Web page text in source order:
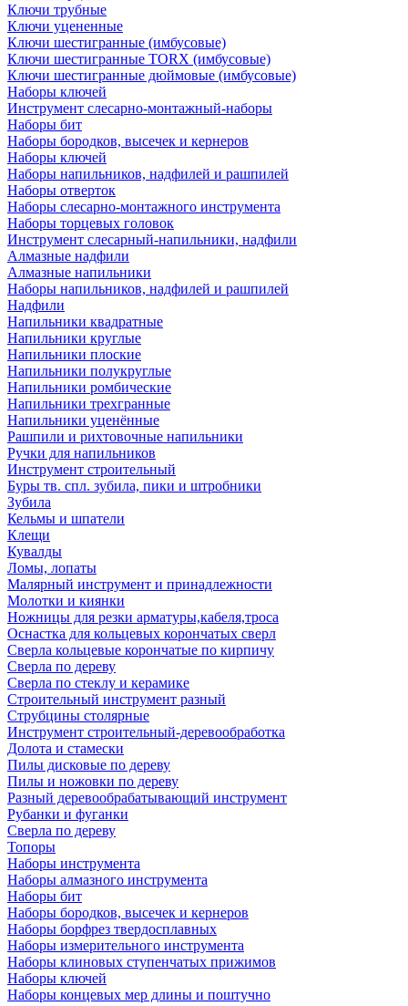
Ключи трубные
Ключи уцененные
Ключи шестигранные (имбусовые)
Ключи шестигранные TORX (имбусовые)
Ключи шестигранные дюймовые (имбусовые)
Наборы ключей
Инструмент слесарно-монтажный-наборы
Наборы бит
Наборы бородков, высечек и кернеров
Наборы ключей
Наборы напильников, надфилей и рашпилей
Наборы отверток
Наборы слесарно-монтажного инструмента
Наборы торцевых головок
Инструмент слесарный-напильники, надфили
Алмазные надфили
Алмазные напильники
Наборы напильников, надфилей и рашпилей
Надфили
Напильники квадратные
Напильники круглые
Напильники плоские
Напильники полукруглые
Напильники ромбические
Напильники трехгранные
Напильники уценённые
Рашпили и рихтовочные напильники
Ручки для напильников
Инструмент строительный
Буры тв. спл. зубила, пики и штробники
Зубила
Кельмы и шпатели
Клещи
Кувалды
Ломы, лопаты
Малярный инструмент и принадлежности
Молотки и киянки
Ножницы для резки арматуры,кабеля,троса
Оснастка для кольцевых корончатых сверл
Сверла кольцевые корончатые по кирпичу
Сверла по дереву
Сверла по стеклу и керамике
Строительный инструмент разный
Струбцины столярные
Инструмент строительный-деревообработка
Долота и стамески
Пилы дисковые по дереву
Пилы и ножовки по дереву
Разный деревообрабатывающий инструмент
Рубанки и фуганки
Сверла по дереву
Топоры
Наборы инструмента
Наборы алмазного инструмента
Наборы бит
Наборы бородков, высечек и кернеров
Наборы борфрез твердосплавных
Наборы измерительного инструмента
Наборы клиновых ступенчатых прижимов
Наборы ключей
Наборы концевых мер длины и поштучно